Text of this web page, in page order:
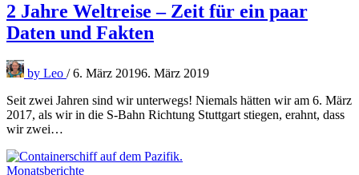
2 Jahre Weltreise – Zeit für ein paar
Daten und Fakten
by Leo / 6. März 20196. März 2019
Seit zwei Jahren sind wir unterwegs! Niemals hätten wir am 6. März
2017, als wir in die S-Bahn Richtung Stuttgart stiegen, erahnt, dass
wir zwei…
Monatsberichte